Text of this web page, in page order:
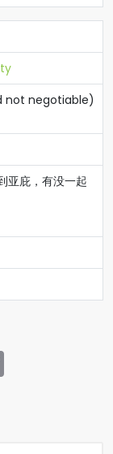
not negotiable)
亚庇，有没一起